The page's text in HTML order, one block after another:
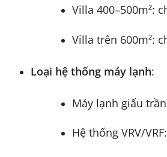
Villa 400–500m²:
Villa trên 600m²:
Loại hệ thống máy lạnh:
Máy lạnh giấu
Hệ thống VRV/